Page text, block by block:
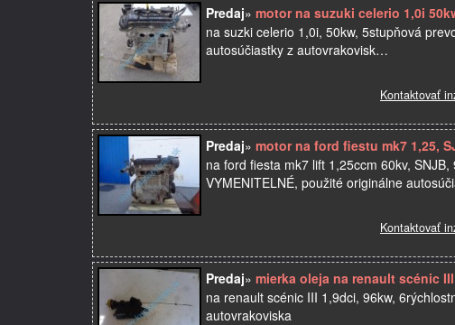
Predaj» motor na suzuki celerio 1,0i
na suzki celerio 1,0i, 50kw, 5stupňová
autosúčiastky z autovrakovisk…
Kontaktovať
Predaj» motor na ford fiestu mk7 1,25,
na ford fiesta mk7 lift 1,25ccm 60kv,
VYMENITELNÉ, použité originálne
Kontaktovať
Predaj» mierka oleja na renault scénic
na renault scénic III 1,9dci, 96kw,
autovrakoviska